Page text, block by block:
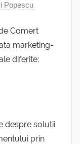
Popescu
Comert
marketing-
diferite:
despre solutii
prin